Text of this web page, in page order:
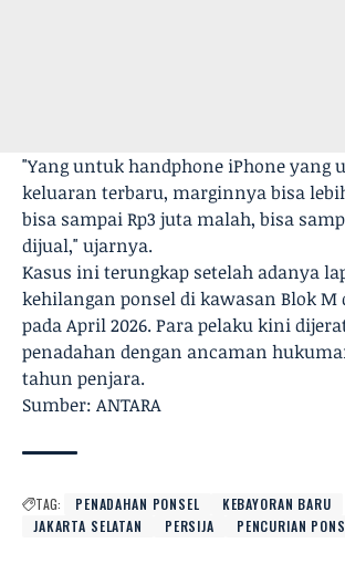
"Yang untuk handphone iPhone yang
keluaran terbaru, marginnya bisa
bisa sampai Rp3 juta malah, bisa
dijual," ujarnya.
Kasus ini terungkap setelah adanya
kehilangan ponsel di kawasan Blok
pada April 2026. Para pelaku kini
penadahan dengan ancaman
tahun penjara.
Sumber: ANTARA
TAG: PENADAHAN PONSEL
KEBAYORAN BARU
JAKARTA SELATAN
PERSIJA PENCURIAN